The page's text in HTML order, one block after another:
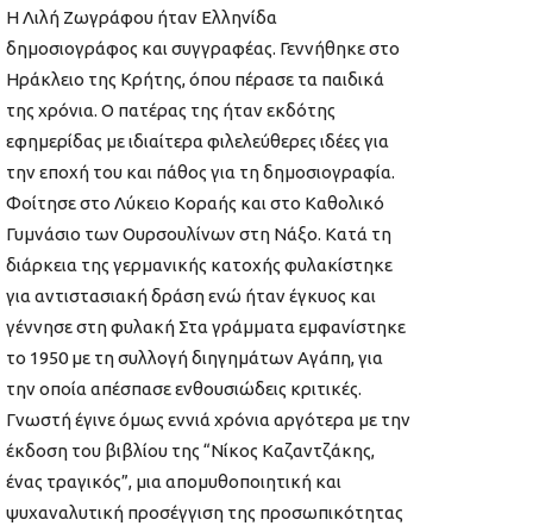
Η Λιλή Ζωγράφου ήταν Ελληνίδα
δημοσιογράφος και συγγραφέας. Γεννήθηκε στο
Ηράκλειο της Κρήτης, όπου πέρασε τα παιδικά
της χρόνια. Ο πατέρας της ήταν εκδότης
εφημερίδας με ιδιαίτερα φιλελεύθερες ιδέες για
την εποχή του και πάθος για τη δημοσιογραφία.
Φοίτησε στο Λύκειο Κοραής και στο Καθολικό
Γυμνάσιο των Ουρσουλίνων στη Νάξο. Κατά τη
διάρκεια της γερμανικής κατοχής φυλακίστηκε
για αντιστασιακή δράση ενώ ήταν έγκυος και
γέννησε στη φυλακή Στα γράμματα εμφανίστηκε
το 1950 με τη συλλογή διηγημάτων Αγάπη, για
την οποία απέσπασε ενθουσιώδεις κριτικές.
Γνωστή έγινε όμως εννιά χρόνια αργότερα με την
έκδοση του βιβλίου της “Νίκος Καζαντζάκης,
ένας τραγικός”, μια απομυθοποιητική και
ψυχαναλυτική προσέγγιση της προσωπικότητας